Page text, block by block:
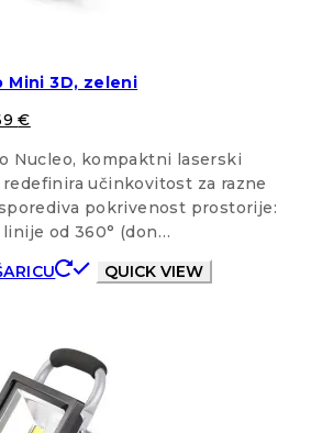
Mini 3D, zeleni
€
Nucleo, kompaktni laserski
učinkovitost za razne
pokrivenost prostorije:
od 360° (don…
QUICK VIEW